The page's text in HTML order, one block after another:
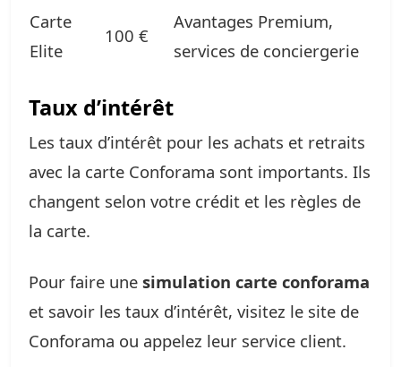
Carte
Elite
100 €
Avantages Premium,
services de conciergerie
Taux d’intérêt
Les taux d’intérêt pour les achats et retraits
avec la carte Conforama sont importants. Ils
changent selon votre crédit et les règles de
la carte.
Pour faire une simulation carte conforama
et savoir les taux d’intérêt, visitez le site de
Conforama ou appelez leur service client.